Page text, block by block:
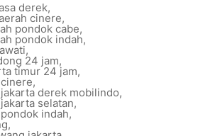
derek,
cinere,
pondok cabe,
pondok indah,
,
24 jam,
timur 24 jam,
,
derek mobilindo,
selatan,
indah,
,